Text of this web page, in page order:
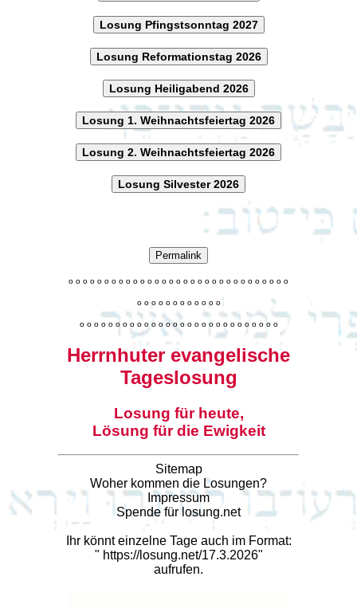
Losung Pfingstsonntag 2027
Losung Reformationstag 2026
Losung Heiligabend 2026
Losung 1. Weihnachtsfeiertag 2026
Losung 2. Weihnachtsfeiertag 2026
Losung Silvester 2026
Permalink
o o o o o o o o o o o o o o o o o o o o o o o o o o o o o o o
o o o o o o o o o o o o
o o o o o o o o o o o o o o o o o o o o o o o o o o o o
Herrnhuter evangelische
Tageslosung
Losung für heute,
Lösung für die Ewigkeit
Sitemap
Woher kommen die Losungen?
Impressum
Spende für losung.net
Ihr könnt einzelne Tage auch im Format:
" https://losung.net/17.3.2026"
aufrufen.